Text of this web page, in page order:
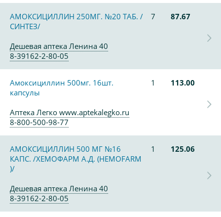
АМОКСИЦИЛЛИН 250МГ. №20 ТАБ. /
СИНТЕЗ/
7 87.67
Дешевая аптека Ленина 40
8-39162-2-80-05
Амоксициллин 500мг. 16шт.
капсулы
1 113.00
Аптека Легко www.aptekalegko.ru
8-800-500-98-77
АМОКСИЦИЛЛИН 500 МГ №16
КАПС. /ХЕМОФАРМ А.Д. (HEMOFARM
)/
1 125.06
Дешевая аптека Ленина 40
8-39162-2-80-05